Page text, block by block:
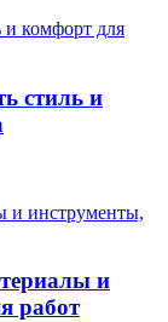
стиль и
и
работ